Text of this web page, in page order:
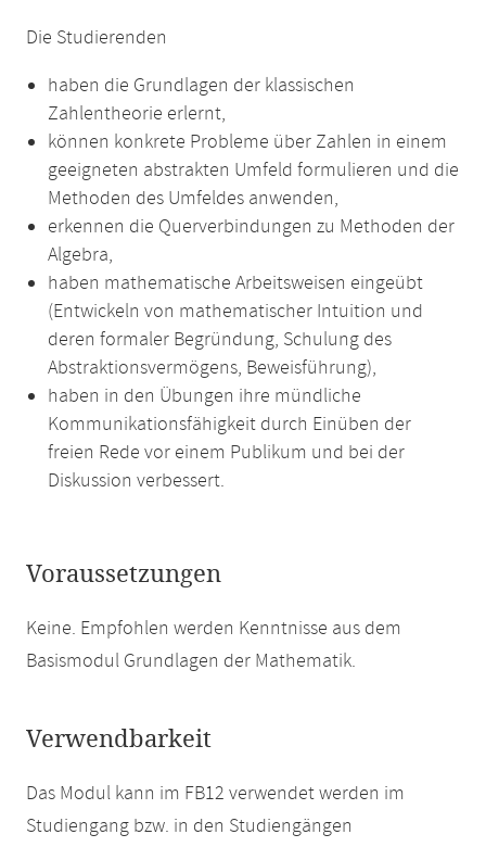
Die Studierenden
haben die Grundlagen der klassischen
Zahlentheorie erlernt,
können konkrete Probleme über Zahlen in einem
geeigneten abstrakten Umfeld formulieren und die
Methoden des Umfeldes anwenden,
erkennen die Querverbindungen zu Methoden der
Algebra,
haben mathematische Arbeitsweisen eingeübt
(Entwickeln von mathematischer Intuition und
deren formaler Begründung, Schulung des
Abstraktionsvermögens, Beweisführung),
haben in den Übungen ihre mündliche
Kommunikationsfähigkeit durch Einüben der
freien Rede vor einem Publikum und bei der
Diskussion verbessert.
Voraussetzungen
Keine. Empfohlen werden Kenntnisse aus dem
Basismodul Grundlagen der Mathematik.
Verwendbarkeit
Das Modul kann im FB12 verwendet werden im
Studiengang bzw. in den Studiengängen